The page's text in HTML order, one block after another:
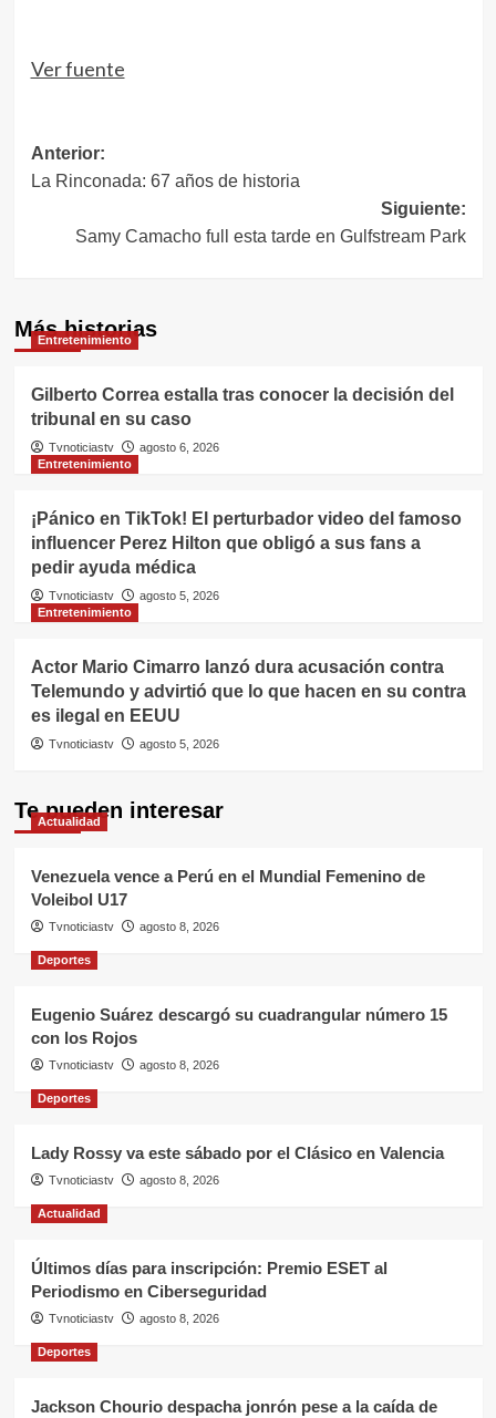
Ver fuente
Navegación
de
entradas
Anterior:
La Rinconada: 67 años de historia
Siguiente:
Samy Camacho full esta tarde en Gulfstream Park
Más historias
Entretenimiento
Gilberto Correa estalla tras conocer la decisión del
tribunal en su caso
Tvnoticiastv
agosto 6, 2026
Entretenimiento
¡Pánico en TikTok! El perturbador video del famoso
influencer Perez Hilton que obligó a sus fans a
pedir ayuda médica
Tvnoticiastv
agosto 5, 2026
Entretenimiento
Actor Mario Cimarro lanzó dura acusación contra
Telemundo y advirtió que lo que hacen en su contra
es ilegal en EEUU
Tvnoticiastv agosto 5, 2026
Te pueden interesar
Actualidad
Venezuela vence a Perú en el Mundial Femenino de
Voleibol U17
Tvnoticiastv agosto 8, 2026
Deportes
Eugenio Suárez descargó su cuadrangular número 15
con los Rojos
Tvnoticiastv agosto 8, 2026
Deportes
Lady Rossy va este sábado por el Clásico en Valencia
Tvnoticiastv agosto 8, 2026
Actualidad
Últimos días para inscripción: Premio ESET al
Periodismo en Ciberseguridad
Tvnoticiastv agosto 8, 2026
Deportes
Jackson Chourio despacha jonrón pese a la caída de